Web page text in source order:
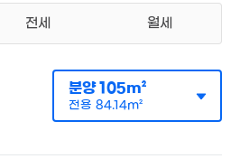
매매 2억 3500만원
전용84m²
4,000만
전세 월세
분양105m²
전용 84.14m²